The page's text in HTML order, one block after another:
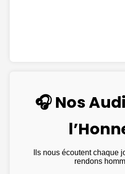
🎧 Nos
Ils nous écoutent chaque
rendons